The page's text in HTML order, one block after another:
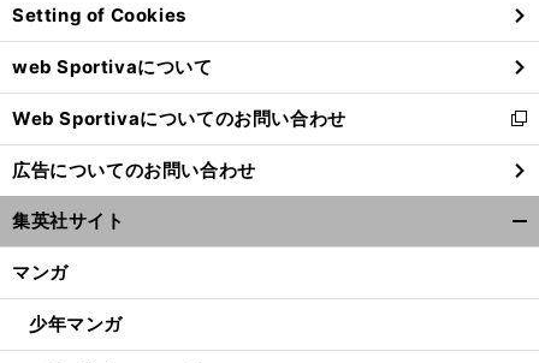
ド
ウ
で
開
く
Setting of Cookies
web Sportivaについて
Web Sportivaについてのお問い合わせ
新
し
い
ウ
ィ
ン
ウ
開
広告についてのお問い合わせ
集英社サイト
マンガ
少年マンガ